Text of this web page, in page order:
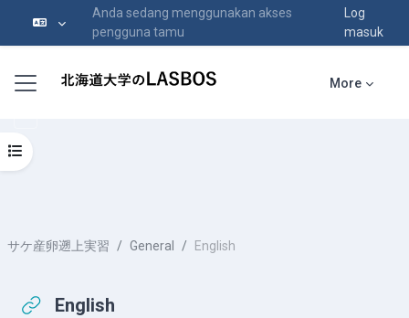
Anda sedang menggunakan akses
pengguna tamu
Log
masuk
Side panel More
サケ産卵遡上実習 General English
English
Open course index